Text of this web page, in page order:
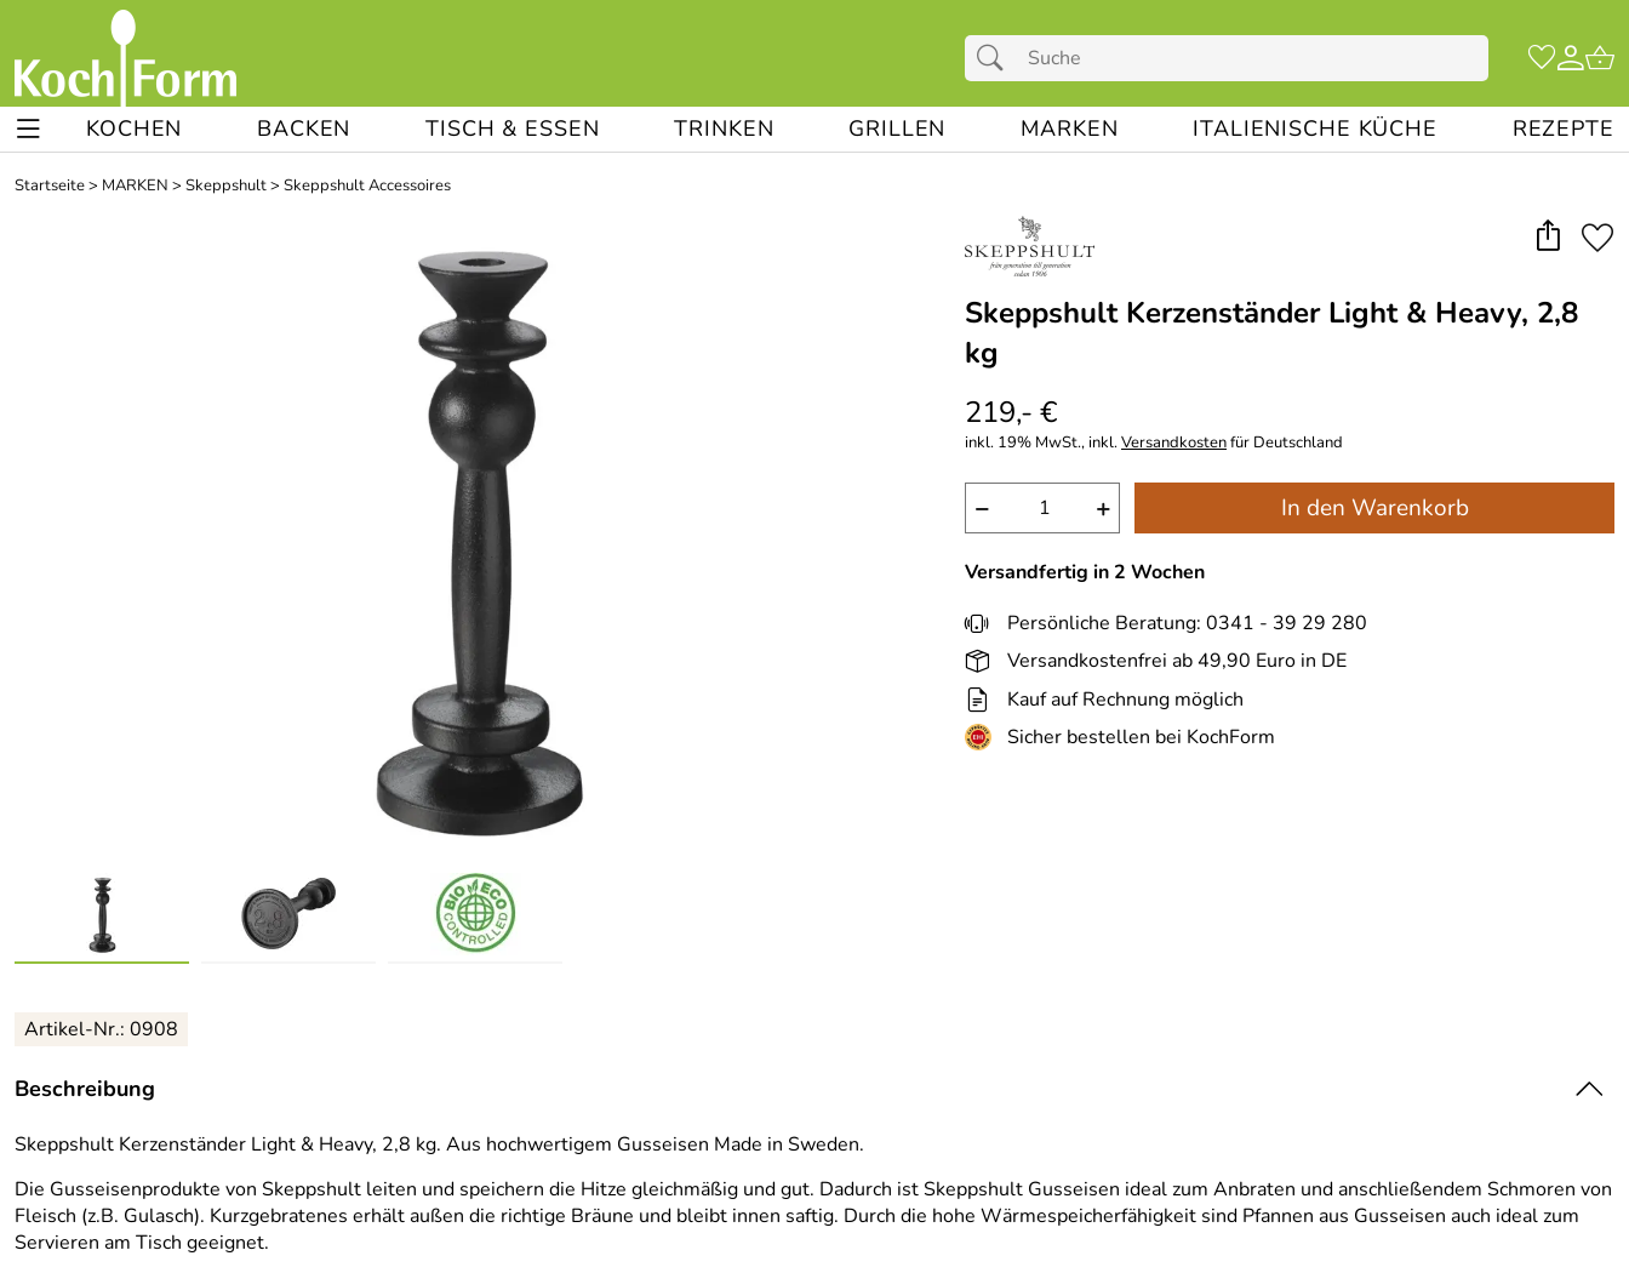
KOCHEN BACKEN TISCH & ESSEN TRINKEN GRILLEN MARKEN ITALIENISCHE KÜCHE REZEPTE
Startseite> MARKEN > Skeppshult> Skeppshult Accessoires
Skeppshult Kerzenständer Light & Heavy, 2,8
kg
219,- €
inkl. 19% MwSt., inkl.Versandkostenfür Deutschland
− + In den Warenkorb
Versandfertig in 2 Wochen
Persönliche Beratung: 0341 - 39 29 280
Versandkostenfrei ab 49,90 Euro in DE
Kauf auf Rechnung möglich
Sicher bestellen bei KochForm
Artikel-Nr.: 0908
Beschreibung
Skeppshult Kerzenständer Light & Heavy, 2,8 kg. Aus hochwertigem Gusseisen Made in Sweden.
Die Gusseisenprodukte von Skeppshult leiten und speichern die Hitze gleichmäßig und gut. Dadurch ist Skeppshult Gusseisen ideal zum Anbraten und anschließendem Schmoren von
Fleisch (z.B. Gulasch). Kurzgebratenes erhält außen die richtige Bräune und bleibt innen saftig. Durch die hohe Wärmespeicherfähigkeit sind Pfannen aus Gusseisen auch ideal zum
Servieren am Tisch geeignet.